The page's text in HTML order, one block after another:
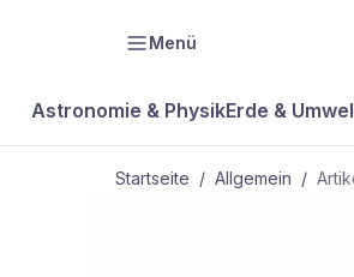
Menü
Astronomie & PhysikErde &
Startseite / Allgemein /